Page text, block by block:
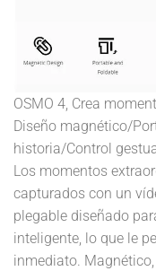
OSMO 4, Crea
Diseño magnético/
historia/Control
Los momentos
capturados con un
plegable diseñado
inteligente, lo que le
inmediato.